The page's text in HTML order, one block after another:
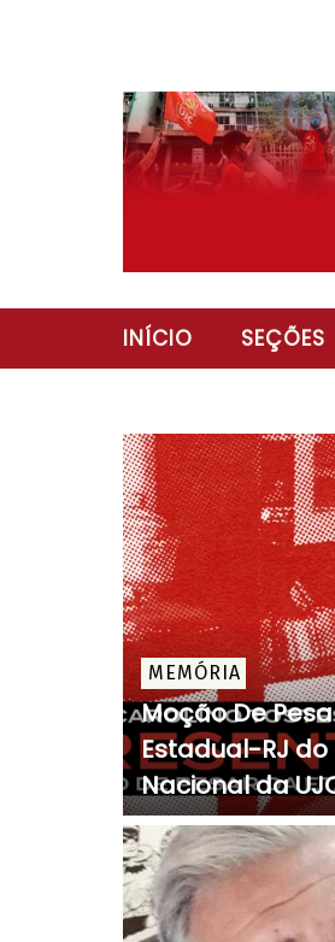
INÍCIO SEÇÕES
MEMÓRIA
Moção De
Estadual-RJ
Nacional da